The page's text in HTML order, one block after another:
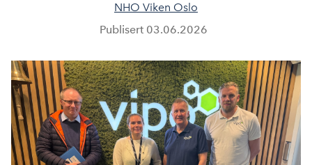
NHO Viken Oslo
Publisert 03.06.2026